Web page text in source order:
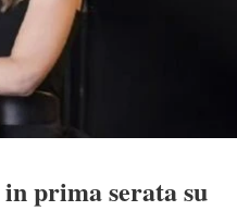
prima serata su